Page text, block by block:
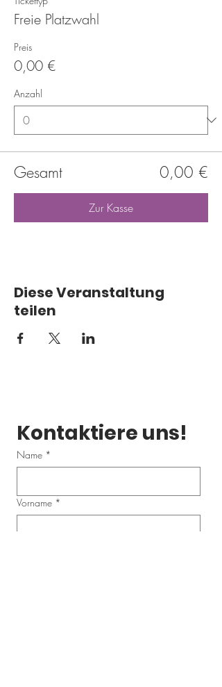
Freie Platzwahl
Preis
0,00 €
Anzahl
Gesamt 0,00 €
Zur Kasse
Diese Veranstaltung
teilen
Kontaktiere uns!
Name *
Vorname *